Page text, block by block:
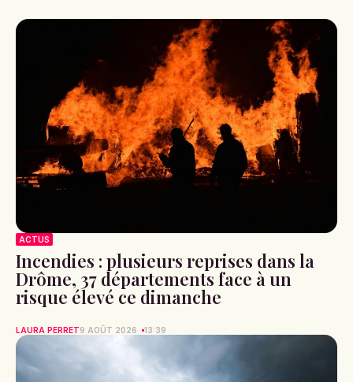
ACTUS
Incendies : plusieurs reprises dans la
Drôme, 37 départements face à un
risque élevé ce dimanche
LAURA PERRET9 AOÛT 2026 13:39